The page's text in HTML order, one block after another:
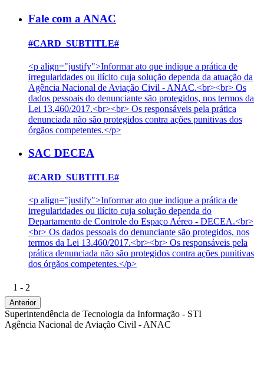
Fale com a ANAC
#CARD_SUBTITLE#
<p align="justify">Informar ato que indique a prática de
irregularidades ou ilícito cuja solução dependa da atuação da
Agência Nacional de Aviação Civil - ANAC.<br><br> Os
dados pessoais do denunciante são protegidos, nos termos da
Lei 13.460/2017.<br><br> Os responsáveis pela prática
denunciada não são protegidos contra ações punitivas dos
órgãos competentes.</p>
SAC DECEA
#CARD_SUBTITLE#
<p align="justify">Informar ato que indique a prática de
irregularidades ou ilícito cuja solução dependa do
Departamento de Controle do Espaço Aéreo - DECEA.<br>
<br> Os dados pessoais do denunciante são protegidos, nos
termos da Lei 13.460/2017.<br><br> Os responsáveis pela
prática denunciada não são protegidos contra ações punitivas
dos órgãos competentes.</p>
1 - 2
Anterior
Superintendência de Tecnologia da Informação - STI
Agência Nacional de Aviação Civil - ANAC